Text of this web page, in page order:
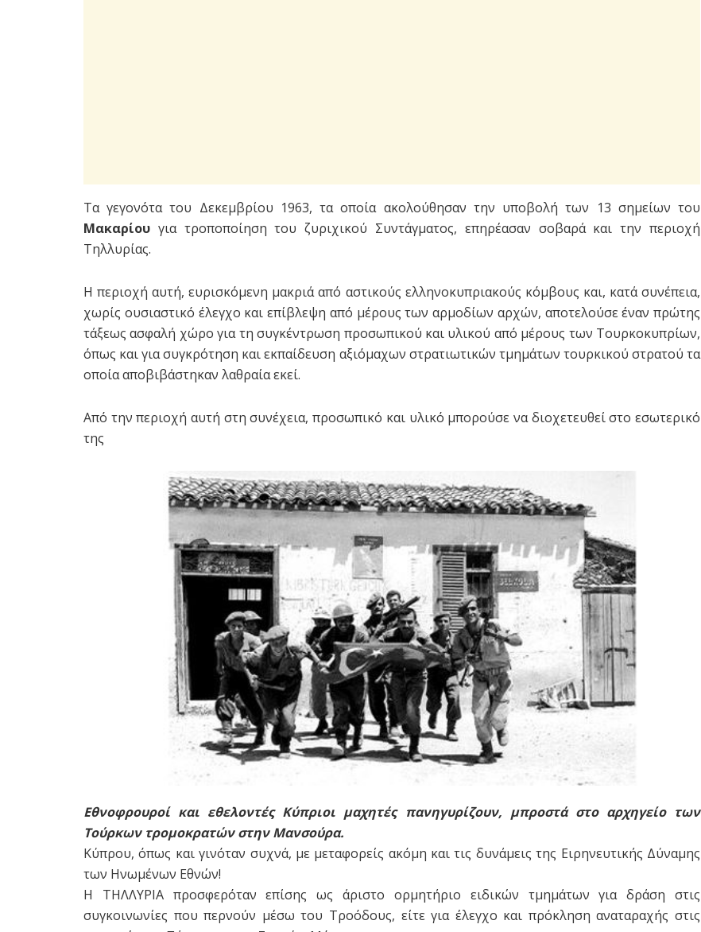
Τα γεγονότα του Δεκεμβρίου 1963, τα οποία ακολούθησαν την υποβολή των 13 σημείων του
Μακαρίου για τροποποίηση του ζυριχικού Συντάγματος, επηρέασαν σοβαρά και την περιοχή
Τηλλυρίας.
Η περιοχή αυτή, ευρισκόμενη μακριά από αστικούς ελληνοκυπριακούς κόμβους και, κατά συνέπεια,
χωρίς ουσιαστικό έλεγχο και επίβλεψη από μέρους των αρμοδίων αρχών, αποτελούσε έναν πρώτης
τάξεως ασφαλή χώρο για τη συγκέντρωση προσωπικού και υλικού από μέρους των Τουρκοκυπρίων,
όπως και για συγκρότηση και εκπαίδευση αξιόμαχων στρατιωτικών τμημάτων τουρκικού στρατού τα
οποία αποβιβάστηκαν λαθραία εκεί.
Από την περιοχή αυτή στη συνέχεια, προσωπικό και υλικό μπορούσε να διοχετευθεί στο εσωτερικό
της
Εθνοφρουροί και εθελοντές Κύπριοι μαχητές πανηγυρίζουν, μπροστά στο αρχηγείο των
Τούρκων τρομοκρατών στην Μανσούρα.
Κύπρου, όπως και γινόταν συχνά, με μεταφορείς ακόμη και τις δυνάμεις της Ειρηνευτικής Δύναμης
των Ηνωμένων Εθνών!
Η ΤΗΛΛΥΡΙΑ προσφερόταν επίσης ως άριστο ορμητήριο ειδικών τμημάτων για δράση στις
συγκοινωνίες που περνούν μέσω του Τροόδους, είτε για έλεγχο και πρόκληση αναταραχής στις